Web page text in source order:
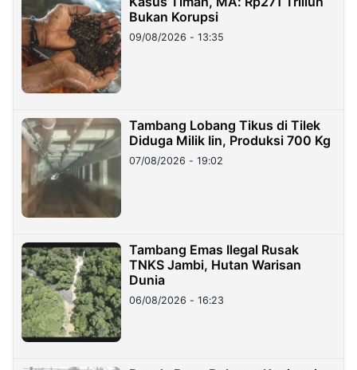
Bukan Korupsi
09/08/2026 - 13:35
Tambang Lobang Tikus di Tilek
Diduga Milik Iin, Produksi 700 Kg
07/08/2026 - 19:02
Tambang Emas Ilegal Rusak
TNKS Jambi, Hutan Warisan
Dunia
06/08/2026 - 16:23